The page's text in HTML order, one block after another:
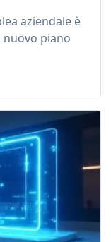
aziendale è
piano